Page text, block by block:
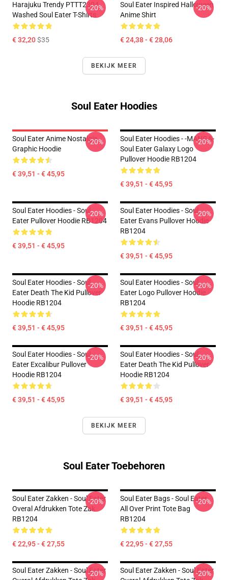
Harajuku Trendy PTTT2304
Washed Soul Eater T-Shirts
€ 32,20$35
-20%
Soul Eater Inspired Halloween
Anime Shirt
€ 24,38 - € 28,06
-20%
BEKIJK MEER
Soul Eater Hoodies
Soul Eater Anime Nostalgia
Graphic Hoodie
€ 39,51 - € 45,95
-20%
Soul Eater Hoodies - -MANGA-
Soul Eater Galaxy Logo
Pullover Hoodie RB1204
€ 39,51 - € 45,95
-20%
Soul Eater Hoodies - Soul
Eater Pullover Hoodie RB1204
€ 39,51 - € 45,95
-20%
Soul Eater Hoodies - Soul
Eater Evans Pullover Hoodie
RB1204
€ 39,51 - € 45,95
-20%
Soul Eater Hoodies - Soul
Eater Death The Kid Pullover
Hoodie RB1204
€ 39,51 - € 45,95
-20%
Soul Eater Hoodies - Soul
Eater Logo Pullover Hoodie
RB1204
€ 39,51 - € 45,95
-20%
Soul Eater Hoodies - Soul
Eater Excalibur Pullover
Hoodie RB1204
€ 39,51 - € 45,95
-20%
Soul Eater Hoodies - Soul
Eater Death The Kid Pullover
Hoodie RB1204
€ 39,51 - € 45,95
-20%
BEKIJK MEER
Soul Eater Toebehoren
Soul Eater Zakken - Soul Eater
Overal Afdrukken Tote Zak
RB1204
€ 22,95 - € 27,55
-20%
Soul Eater Bags - Soul Eater
All Over Print Tote Bag
RB1204
€ 22,95 - € 27,55
-20%
Soul Eater Zakken - Soul Eater
-20%
Soul Eater Zakken - Soul Eater
-20%